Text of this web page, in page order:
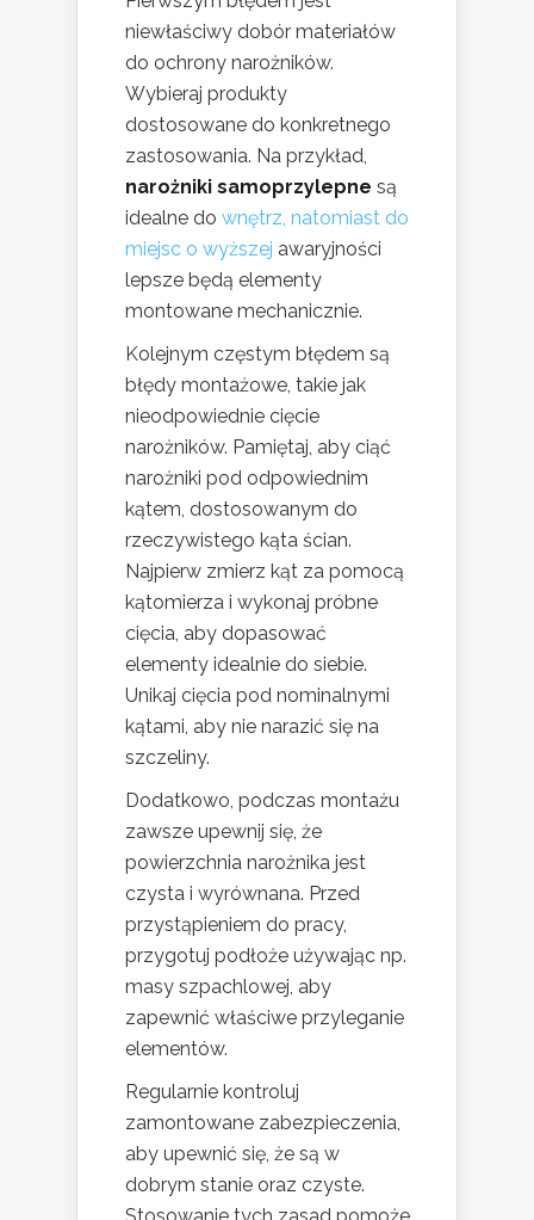
niewłaściwy dobór materiałów
do ochrony narożników.
Wybieraj produkty
dostosowane do konkretnego
zastosowania. Na przykład,
narożniki samoprzylepne są
idealne do wnętrz, natomiast do
miejsc o wyższej awaryjności
lepsze będą elementy
montowane mechanicznie.
Kolejnym częstym błędem są
błędy montażowe, takie jak
nieodpowiednie cięcie
narożników. Pamiętaj, aby ciąć
narożniki pod odpowiednim
kątem, dostosowanym do
rzeczywistego kąta ścian.
Najpierw zmierz kąt za pomocą
kątomierza i wykonaj próbne
cięcia, aby dopasować
elementy idealnie do siebie.
Unikaj cięcia pod nominalnymi
kątami, aby nie narazić się na
szczeliny.
Dodatkowo, podczas montażu
zawsze upewnij się, że
powierzchnia narożnika jest
czysta i wyrównana. Przed
przystąpieniem do pracy,
przygotuj podłoże używając np.
masy szpachlowej, aby
zapewnić właściwe przyleganie
elementów.
Regularnie kontroluj
zamontowane zabezpieczenia,
aby upewnić się, że są w
dobrym stanie oraz czyste.